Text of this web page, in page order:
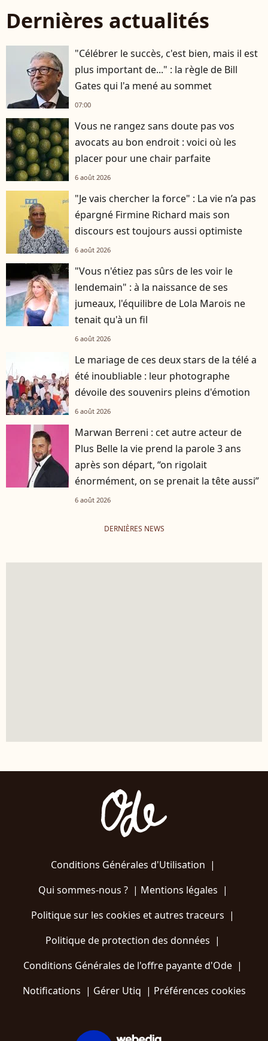
Dernières actualités
"Célébrer le succès, c'est bien, mais il est
plus important de..." : la règle de Bill
Gates qui l'a mené au sommet
07:00
Vous ne rangez sans doute pas vos
avocats au bon endroit : voici où les
placer pour une chair parfaite
6 août 2026
"Je vais chercher la force" : La vie n’a pas
épargné Firmine Richard mais son
discours est toujours aussi optimiste
6 août 2026
"Vous n'étiez pas sûrs de les voir le
lendemain" : à la naissance de ses
jumeaux, l'équilibre de Lola Marois ne
tenait qu'à un fil
6 août 2026
Le mariage de ces deux stars de la télé a
été inoubliable : leur photographe
dévoile des souvenirs pleins d'émotion
6 août 2026
Marwan Berreni : cet autre acteur de
Plus Belle la vie prend la parole 3 ans
après son départ, “on rigolait
énormément, on se prenait la tête aussi”
6 août 2026
DERNIÈRES NEWS
Conditions Générales d'Utilisation |
Qui sommes-nous ?| Mentions légales |
Politique sur les cookies et autres traceurs |
Politique de protection des données |
Conditions Générales de l'offre payante d'Ode |
Notifications | Gérer Utiq | Préférences cookies